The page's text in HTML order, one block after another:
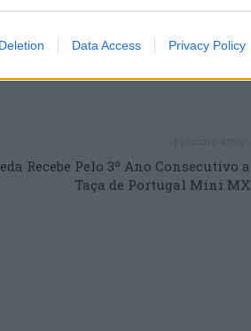
Data Access Privacy Policy
Recebe Pelo 3º Ano Consecutivo a
Taça de Portugal Mini MX